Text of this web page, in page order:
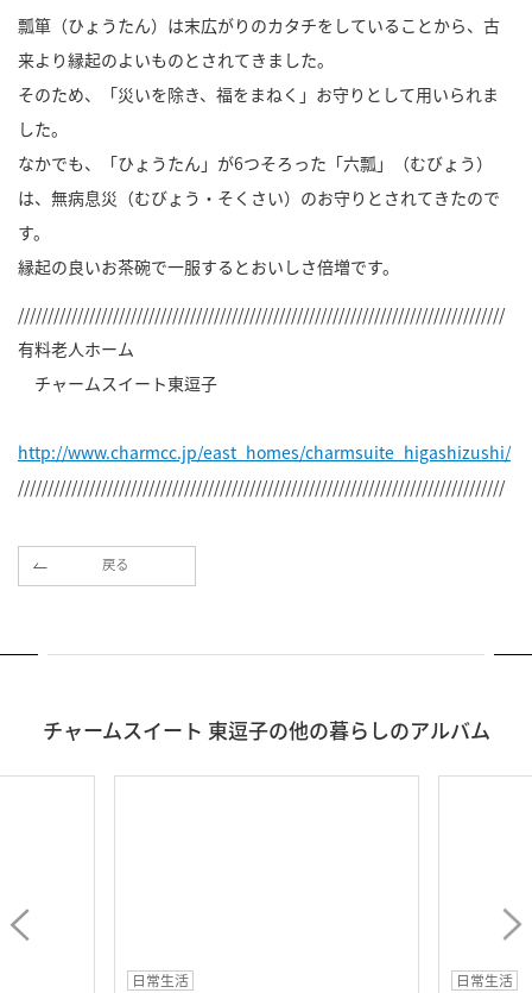
瓢箪（ひょうたん）は末広がりのカタチをしていることから、古
来より縁起のよいものとされてきました。
そのため、「災いを除き、福をまねく」お守りとして用いられま
した。
なかでも、「ひょうたん」が6つそろった「六瓢」（むびょう）
は、無病息災（むびょう・そくさい）のお守りとされてきたので
す。
縁起の良いお茶碗で一服するとおいしさ倍増です。
//////////////////////////////////////////////////////////////////////////////////
有料老人ホーム
チャームスイート東逗子
http://www.charmcc.jp/east_homes/charmsuite_higashizushi/
//////////////////////////////////////////////////////////////////////////////////
戻る
チャームスイート 東逗子の他の暮らしのアルバム
日常生活
日常生活